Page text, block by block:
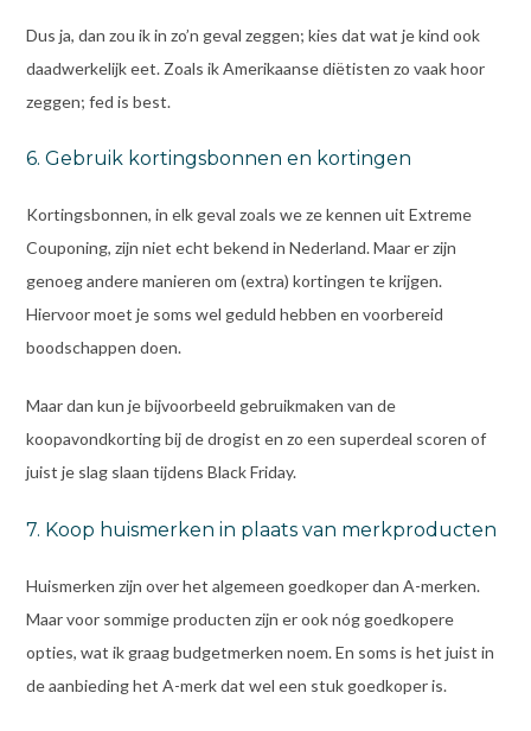
Dus ja, dan zou ik in zo’n geval zeggen; kies dat wat je kind ook
daadwerkelijk eet. Zoals ik Amerikaanse diëtisten zo vaak hoor
zeggen; fed is best.
6. Gebruik kortingsbonnen en kortingen
Kortingsbonnen, in elk geval zoals we ze kennen uit Extreme
Couponing, zijn niet echt bekend in Nederland. Maar er zijn
genoeg andere manieren om (extra) kortingen te krijgen.
Hiervoor moet je soms wel geduld hebben en voorbereid
boodschappen doen.
Maar dan kun je bijvoorbeeld gebruikmaken van de
koopavondkorting bij de drogist en zo een superdeal scoren of
juist je slag slaan tijdens Black Friday.
7. Koop huismerken in plaats van merkproducten
Huismerken zijn over het algemeen goedkoper dan A-merken.
Maar voor sommige producten zijn er ook nóg goedkopere
opties, wat ik graag budgetmerken noem. En soms is het juist in
de aanbieding het A-merk dat wel een stuk goedkoper is.